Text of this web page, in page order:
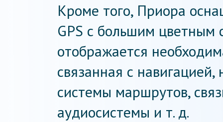
Кроме того, Приора
GPS с большим цветным
отображается
связанная с
системы маршрутов,
аудиосистемы и т. д.